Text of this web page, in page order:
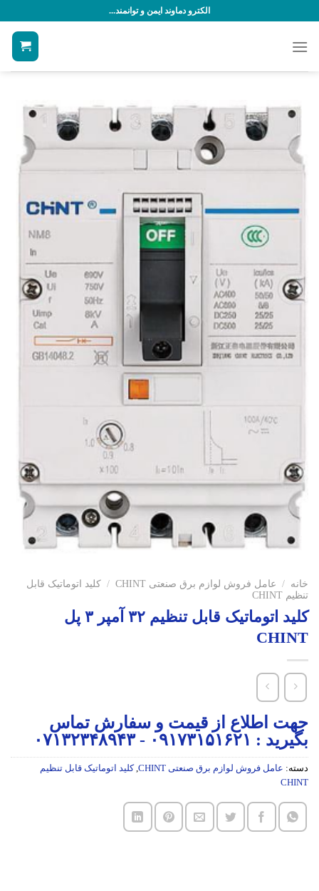
محتوا
الکترو دماوند ایمن و توانمند...
خانه / عامل فروش لوازم برق صنعتی CHINT / کلید اتوماتیک قابل
تنظیم CHINT
کلید اتوماتیک قابل تنظیم ۳۲ آمپر ۳ پل
CHINT
جهت اطلاع از قیمت و سفارش تماس
بگیرید : ۰۹۱۷۳۱۵۱۶۲۱ - ۰۷۱۳۲۳۴۸۹۴۳
دسته: عامل فروش لوازم برق صنعتی CHINT ,کلید اتوماتیک قابل تنظیم
CHINT